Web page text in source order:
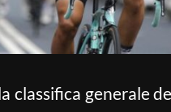
classifica generale